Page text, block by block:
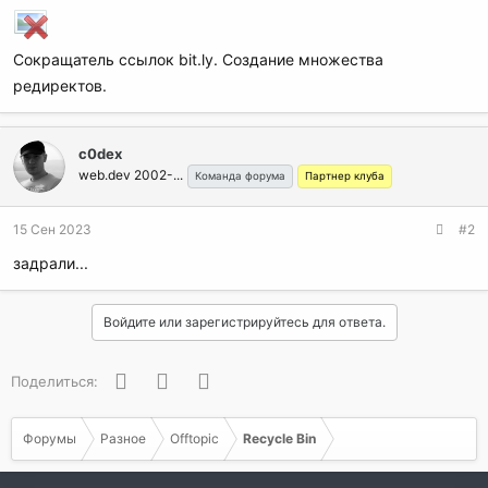
Сокращатель ссылок bit.ly. Создание множества
редиректов.
c0dex
web.dev 2002-... Команда форума Партнер клуба
15 Сен 2023 #2
задрали...
Войдите или зарегистрируйтесь для ответа.
Поделиться: FacebookTwitter
Форумы Разное Offtopic Recycle Bin